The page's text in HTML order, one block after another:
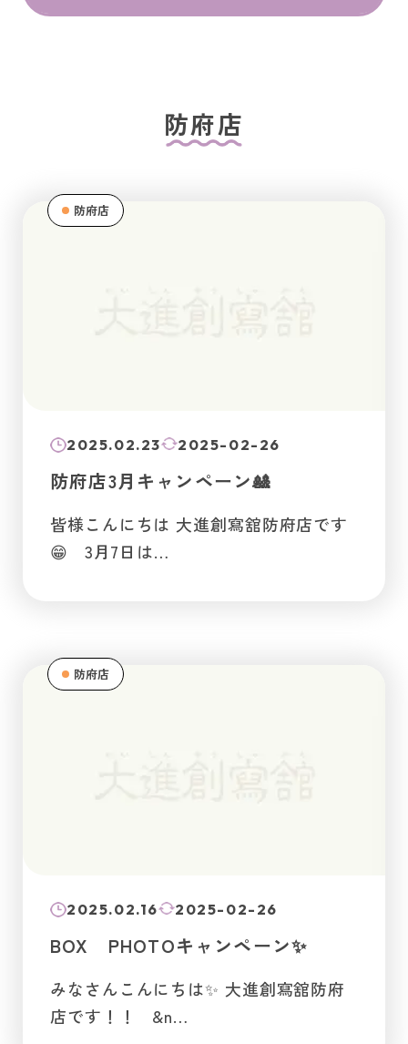
防府店
2025.02.23 2025-02-26
防府店3月キャンペーン🎎
皆様こんにちは 大進創寫舘防府店です
😁 3月7日は…
防府店
2025.02.16 2025-02-26
BOX PHOTOキャンペーン✨
みなさんこんにちは✨ 大進創寫舘防府
店です！！ &n…
防府店